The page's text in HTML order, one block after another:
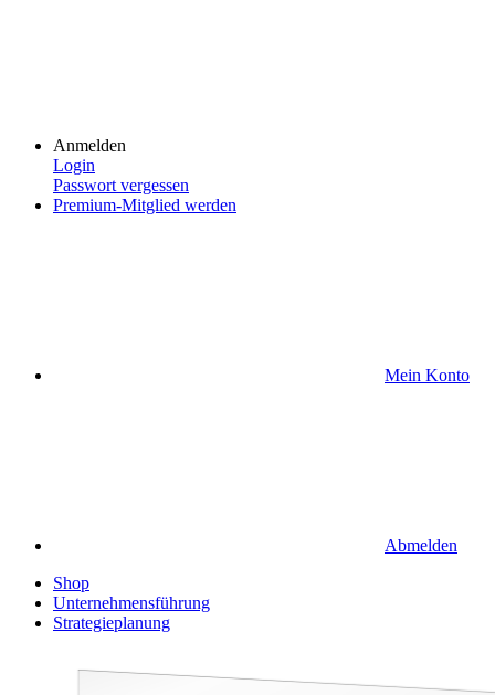
Anmelden
Login
Passwort vergessen
Premium-Mitglied werden
Mein Konto
Abmelden
Shop
Unternehmensführung
Strategieplanung